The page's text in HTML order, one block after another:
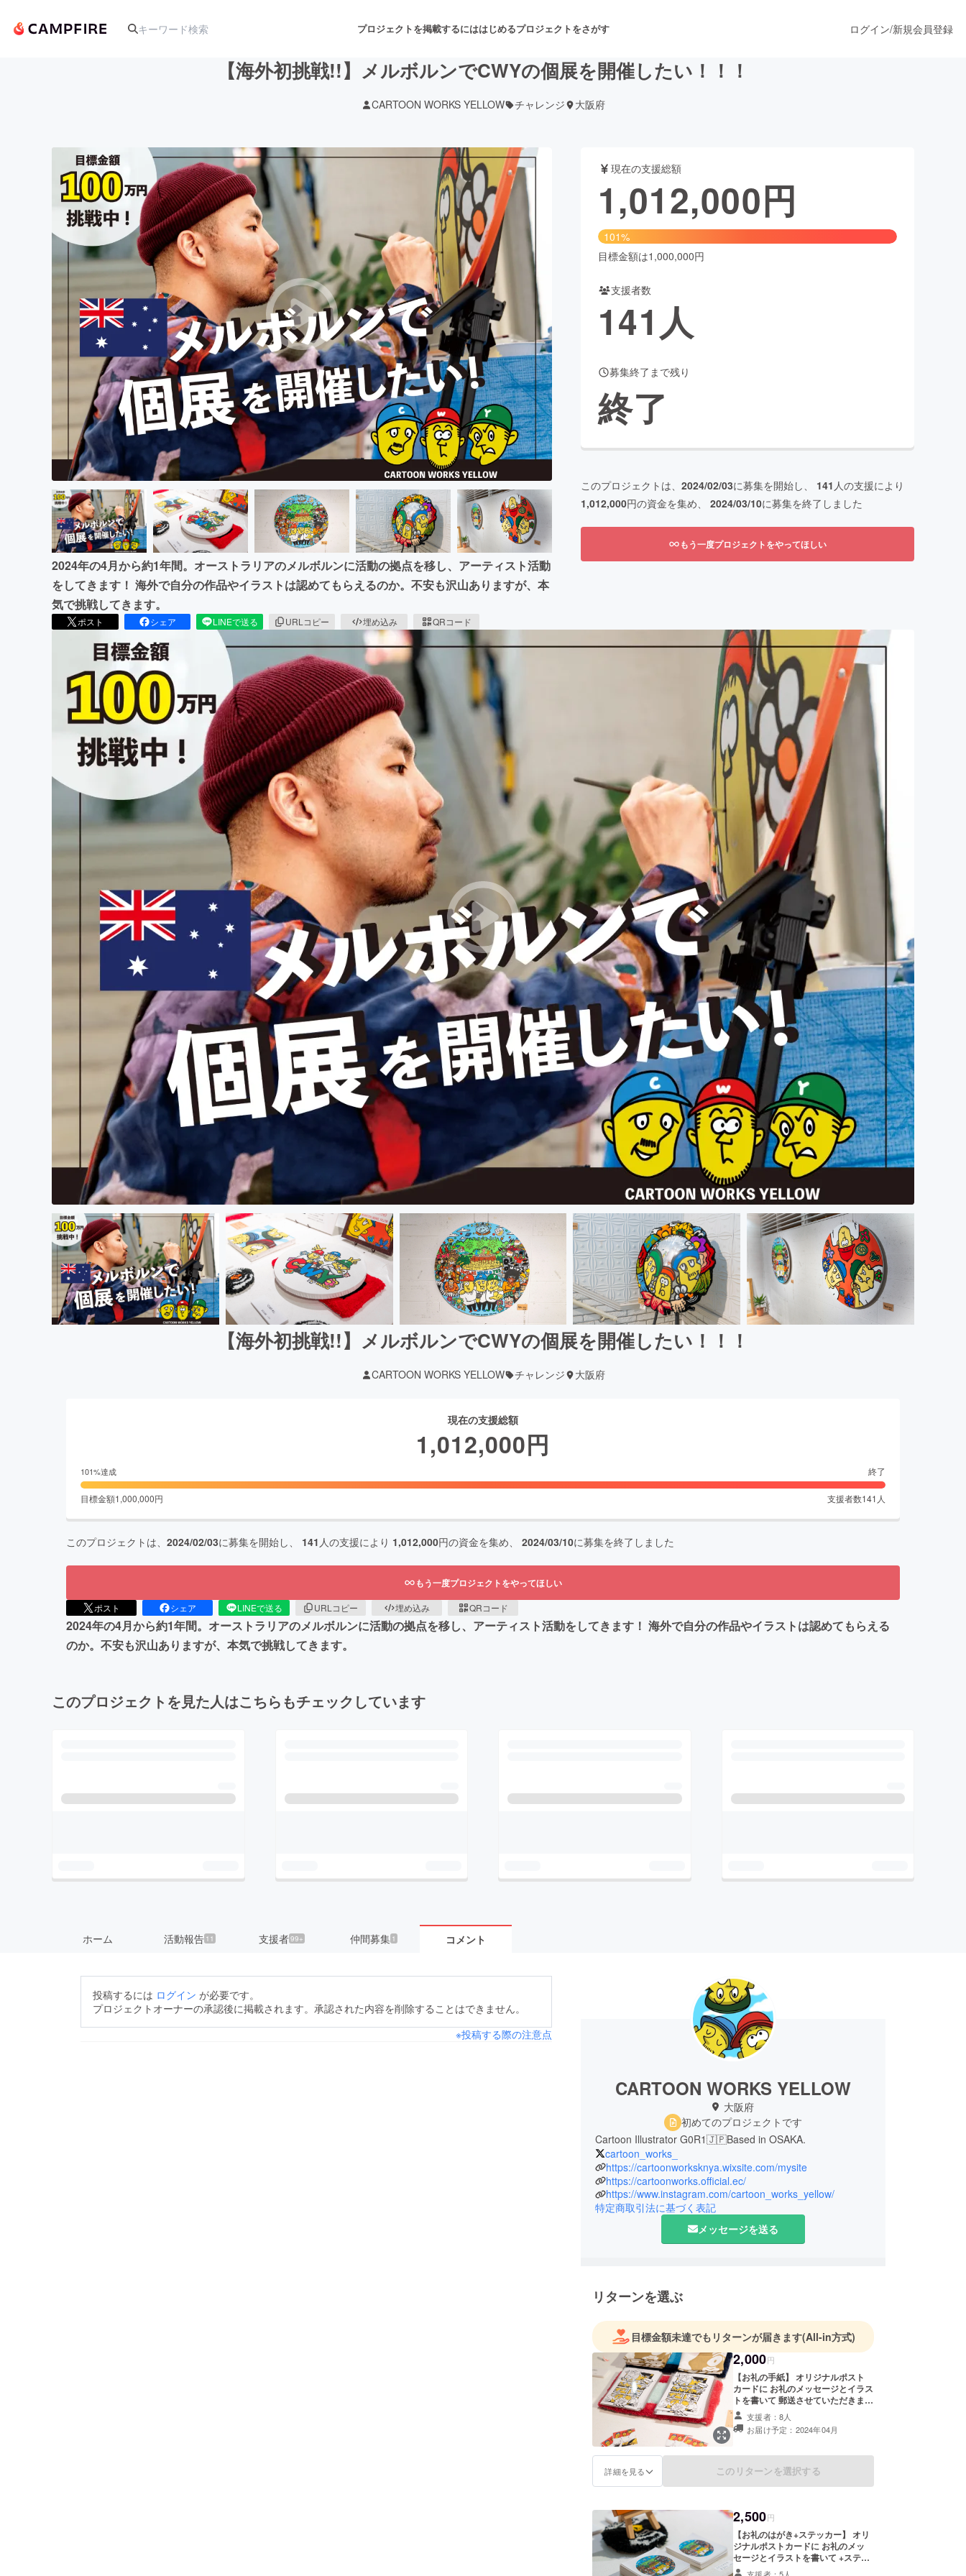
プロジェクトを掲載するにははじめるプロジェクトをさがす
アート・写真 舞台・パフォーマンス
テクノロジー・ガジェット ゲーム・サービス開発 フード・飲食店 ファッション
映像・映画 書籍・雑誌出版 アニメ・漫画
ビジネス・起業 チャレンジ ビューティー・ヘルスケア
まちづくり・地域活性化
CAMPFIRE for Social GoodCAMPFIRE Creation
CAMPFIREふるさと納税machi-yaコミュニティ
ログイン/新規会員登録
【海外初挑戦!!】メルボルンでCWYの個展を開催したい！！！
CARTOON WORKS YELLOW チャレンジ 大阪府
2024年の4月から約1年間。オーストラリアのメルボルンに活動の拠点を移し、アーティスト活動
をしてきます！ 海外で自分の作品やイラストは認めてもらえるのか。不安も沢山ありますが、本
気で挑戦してきます。
ポスト シェア LINEで送る URLコピー 埋め込み QRコード
現在の支援総額
1,012,000円
101%
目標金額は1,000,000円
支援者数
141人
募集終了まで残り
終了
このプロジェクトは、 2024/02/03に募集を開始し、 141 人の支援により
1,012,000円の資金を集め、 2024/03/10に募集を終了しました
もう一度プロジェクトをやってほしい
【海外初挑戦!!】メルボルンでCWYの個展を開催したい！！！
CARTOON WORKS YELLOW チャレンジ 大阪府
現在の支援総額
1,012,000円
101%達成 終了
目標金額1,000,000円 支援者数141 人
このプロジェクトは、 2024/02/03に募集を開始し、 141 人の支援により 1,012,000円の資金を集め、 2024/03/10に募集を終了しました
もう一度プロジェクトをやってほしい
ポスト シェア LINEで送る URLコピー 埋め込み QRコード
2024年の4月から約1年間。オーストラリアのメルボルンに活動の拠点を移し、アーティスト活動をしてきます！ 海外で自分の作品やイラストは認めてもらえる
のか。不安も沢山ありますが、本気で挑戦してきます。
このプロジェクトを見た人はこちらもチェックしています
ホーム 活動報告 11 支援者99+ 仲間募集 1 コメント
投稿するには ログイン が必要です。
プロジェクトオーナーの承認後に掲載されます。承認された内容を削除することはできません。
※投稿する際の注意点
CARTOON WORKS YELLOW
大阪府
初めてのプロジェクトです
Cartoon Illustrator G0R1🇯🇵Based in OSAKA.
cartoon_works_
https://cartoonworksknya.wixsite.com/mysite
https://cartoonworks.official.ec/
https://www.instagram.com/cartoon_works_yellow/
特定商取引法に基づく表記
メッセージを送る
リターンを選ぶ
目標金額未達でもリターンが届きます(All-in方式)
2,000円
【お礼の手紙】 オリジナルポスト
カードに お礼のメッセージとイラス
トを書いて 郵送させていただきま
す！支援者：8人
お届け予定：2024年04月
詳細を見る このリターンを選択する
2,500円
【お礼のはがき+ステッカー】 オリ
ジナルポストカードに お礼のメッ
セージとイラストを書いて +ステッ
カーを1枚梱包して、 郵送させてい